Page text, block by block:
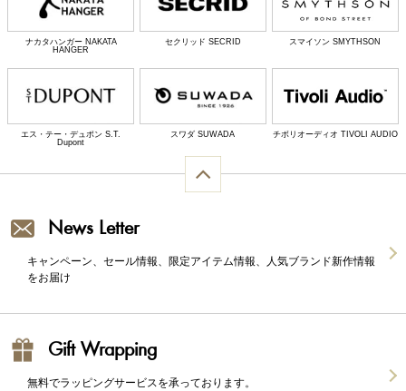
ナカタハンガー NAKATA
HANGER
セクリッド SECRID スマイソン SMYTHSON
エス・テー・デュポン S.T.
Dupont
スワダ SUWADA チボリオーディオ TIVOLI AUDIO
News Letter
キャンペーン、セール情報、限定アイテム情報、人気ブランド新作情報
をお届け
Gift Wrapping
無料でラッピングサービスを承っております。